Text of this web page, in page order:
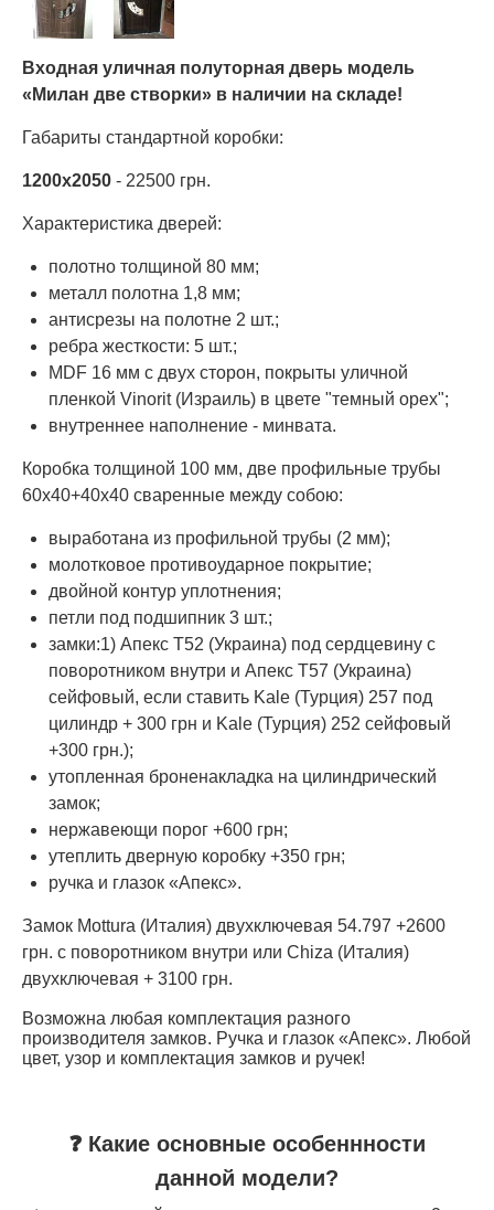
Входная уличная полуторная дверь модель
«Милан две створки» в наличии на складе!
Габариты стандартной коробки:
1200х2050 - 22500 грн.
Характеристика дверей:
полотно толщиной 80 мм;
металл полотна 1,8 мм;
антисрезы на полотне 2 шт.;
ребра жесткости: 5 шт.;
MDF 16 мм с двух сторон, покрыты уличной
пленкой Vinorit (Израиль) в цвете "темный орех";
внутреннее наполнение - минвата.
Коробка толщиной 100 мм, две профильные трубы
60х40+40х40 сваренные между собою:
выработана из профильной трубы (2 мм);
молотковое противоударное покрытие;
двойной контур уплотнения;
петли под подшипник 3 шт.;
замки:1) Апекс Т52 (Украина) под сердцевину с
поворотником внутри и Апекс Т57 (Украина)
сейфовый, если ставить Kale (Турция) 257 под
цилиндр + 300 грн и Kale (Турция) 252 сейфовый
+300 грн.);
утопленная броненакладка на цилиндрический
замок;
нержавеющи порог +600 грн;
утеплить дверную коробку +350 грн;
ручка и глазок «Апекс».
Замок Mottura (Италия) двухключевая 54.797 +2600
грн. с поворотником внутри или Chiza (Италия)
двухключевая + 3100 грн.
Возможна любая комплектация разного
производителя замков. Ручка и глазок «Апекс». Любой
цвет, узор и комплектация замков и ручек!
❓ Какие основные особеннности
данной модели?